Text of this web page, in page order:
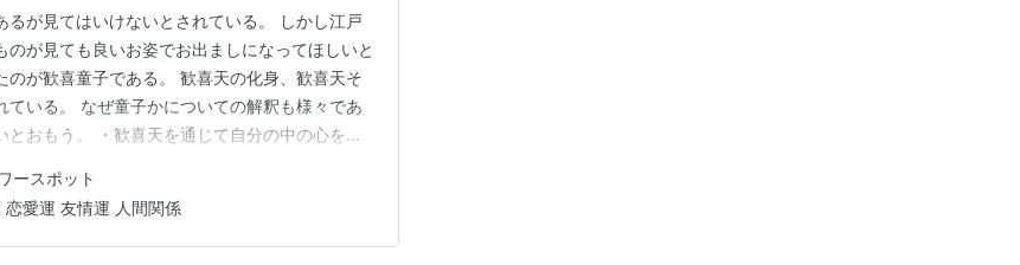
が見てはいけないとされている。 しかし江戸
が見ても良いお姿でお出ましになってほしいと
が歓喜童子である。 歓喜天の化身、歓喜天そ
いる。 なぜ童子かについての解釈も様々であ
おもう。 ・歓喜天を通じて自分の中の心を見
護をするときに、侍者として付き添うお姿。 ・
お姿。 等等、、、、…
ースポット
愛運 友情運 人間関係